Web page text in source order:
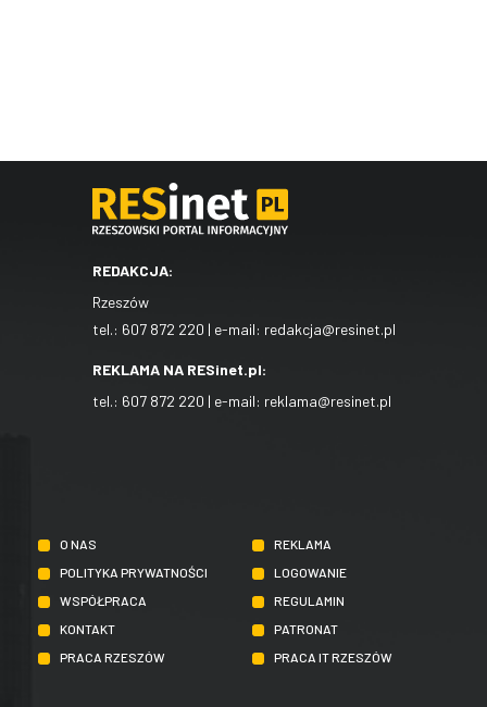
REDAKCJA:
Rzeszów
tel.: 607 872 220 | e-mail: redakcja@resinet.pl
REKLAMA NA RESinet.pl:
tel.: 607 872 220 | e-mail: reklama@resinet.pl
O NAS
REKLAMA
POLITYKA PRYWATNOŚCI
LOGOWANIE
WSPÓŁPRACA
REGULAMIN
KONTAKT
PATRONAT
PRACA RZESZÓW
PRACA IT RZESZÓW